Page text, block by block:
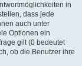
in
dass jede
auch unter
Optionen ein
gilt (0 bedeutet
ob die Benutzer ihre